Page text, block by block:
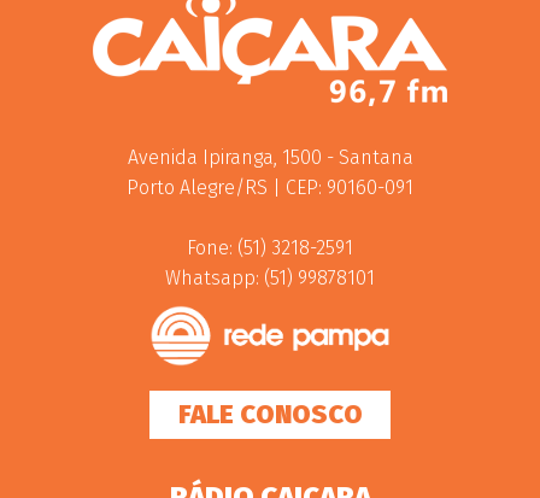
Avenida Ipiranga, 1500 - Santana
Porto Alegre/RS | CEP: 90160-091
Fone: (51) 3218-2591
Whatsapp: (51) 99878101
FALE CONOSCO